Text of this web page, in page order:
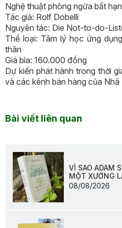
Nghệ thuật phòng ngừa bất
Tác giả: Rolf Dobelli
Nguyên tác: Die Not-to-do-
Thể loại: Tâm lý học ứng
thân
Giá bìa: 160.000 đồng
Dự kiến phát hành trong thời
và các kênh bán hàng của Nhã
Bài viết liên quan
VÌ SAO ADAM
MỘT XƯỞNG
08/08/2026